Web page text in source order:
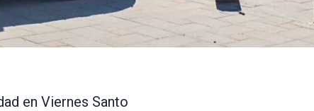
en Viernes Santo